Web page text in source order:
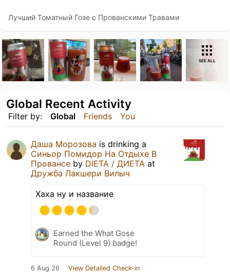
Лучший Томатный Гозе с Прованскими Травами
SEE ALL
Filter by: Global Friends You
Global Recent Activity
Даша Морозова is drinking a
Синьор Помидор На Отдыхе В
Провансе by DIETA / ДИЕТА at
Дружба Лакшери Вилыч
Хаха ну и название
Earned the What Gose
Round (Level 9) badge!
6 Aug 26 View Detailed Check-in